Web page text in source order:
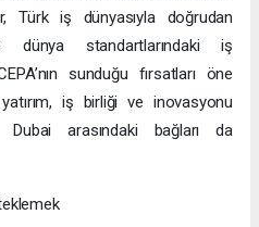
Türk iş dünyasıyla doğrudan
dünya standartlarındaki iş
sunduğu fırsatları öne
iş birliği ve inovasyonu
arasındaki bağları da